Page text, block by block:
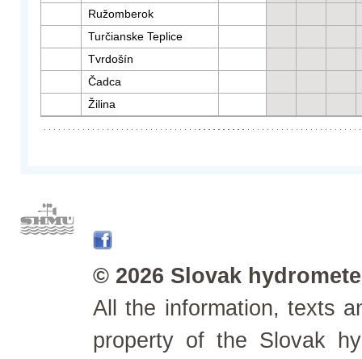
Ružomberok
Turčianske Teplice
Tvrdošín
Čadca
Žilina
© 2026 Slovak
All the information, texts
property of the Slovak